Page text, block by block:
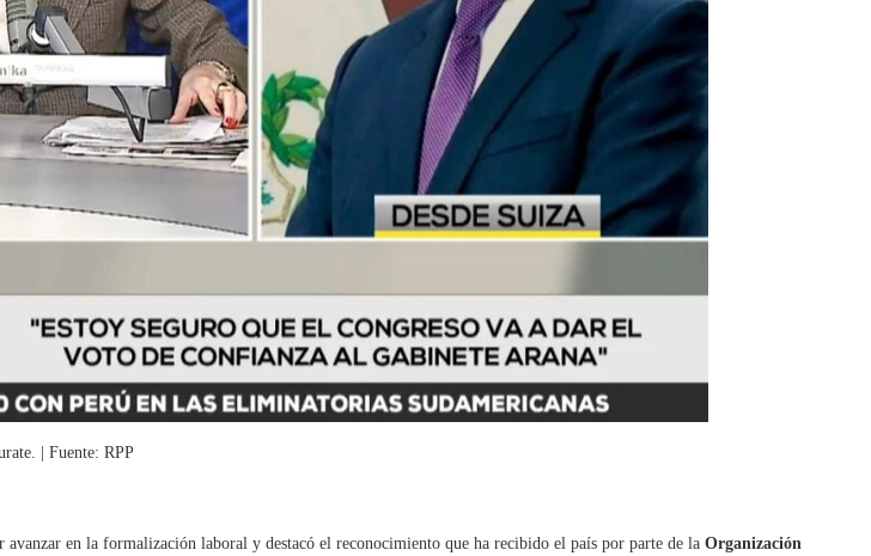
| Fuente: RPP
avanzar en la formalización laboral y destacó el reconocimiento que ha recibido el país por parte de la Organización